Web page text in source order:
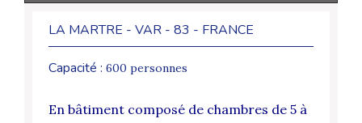
LA MARTRE - VAR - 83 - FRANCE
Capacité : 600 personnes
En bâtiment composé de chambres de 5 à